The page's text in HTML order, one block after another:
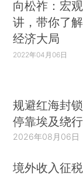
向松祚：宏
讲，带你了
经济大局
2022年04月06日
规避红海封
停靠埃及绕
2026年08月06日
境外收入征